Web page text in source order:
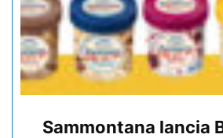
Sammontana lancia